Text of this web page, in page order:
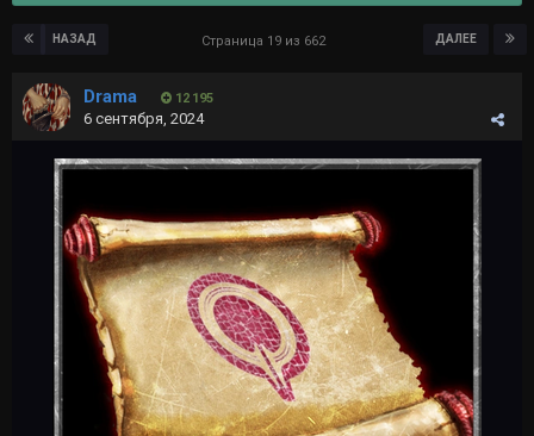
НАЗАД ДАЛЕЕ
Страница 19 из 662
Drama 12 195
6 сентября, 2024